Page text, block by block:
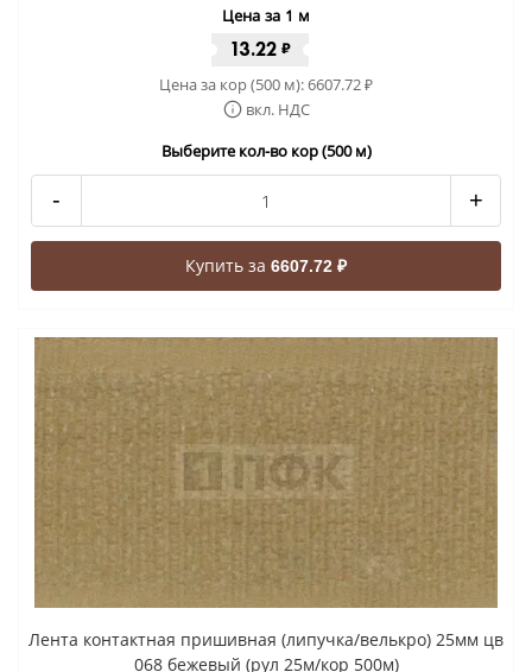
Цена за 1 м
13.22 ₽
Цена за кор (500 м):6607.72₽
вкл. НДС
Выберите кол-во кор (500 м)
- +
Купить за 6607.72 ₽
Лента контактная пришивная (липучка/велькро) 25мм цв
068 бежевый (рул 25м/кор 500м)